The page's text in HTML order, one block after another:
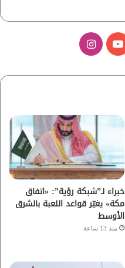
ي
ب
ت
ق
ر
ا
م
خبراء لـ”شبكة رؤية”: «اتفاق
مكة» يغيّر قواعد اللعبة بالشرق
الأوسط
منذ 13 ساعة